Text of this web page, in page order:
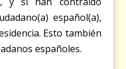
español(a),
Esto también
españoles.